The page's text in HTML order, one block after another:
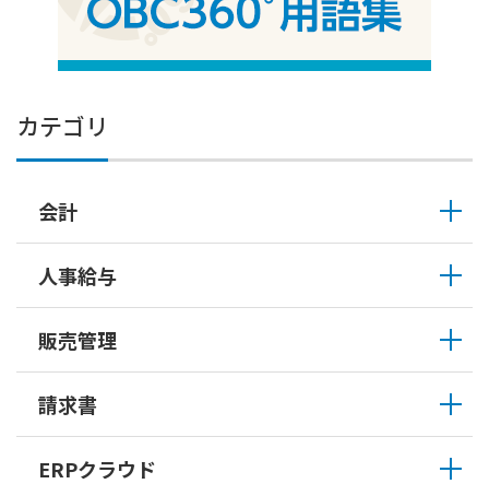
カテゴリ
会計
人事給与
販売管理
請求書
ERPクラウド